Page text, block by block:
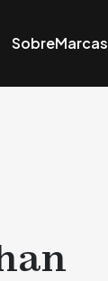
SobreMarcas